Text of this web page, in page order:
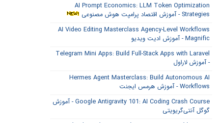
AI Prompt Economics: LLM Token Optimization
Strategies - آموزش اقتصاد پرامپت هوش مصنوعی
AI Video Editing Masterclass Agency-Level Workflows
Magnific - آموزش ادیت ویدیو
Telegram Mini Apps: Build Full-Stack Apps with Laravel
- آموزش لاراول
Hermes Agent Masterclass: Build Autonomous AI
Workflows - آموزش هرمس ایجنت
Google Antigravity 101: AI Coding Crash Course - آموزش
گوگل آنتی‌گریویتی